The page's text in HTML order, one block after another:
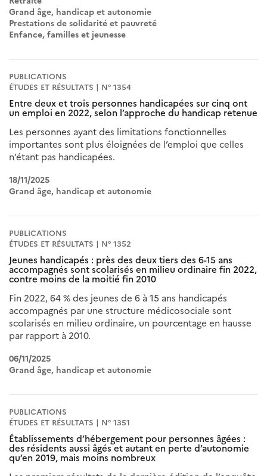
Grand âge, handicap et autonomie
Prestations de solidarité et pauvreté
Enfance, familles et jeunesse
PUBLICATIONS
ÉTUDES ET RÉSULTATS | N° 1354
Entre deux et trois personnes handicapées sur cinq ont
un emploi en 2022, selon l’approche du handicap retenue
Les personnes ayant des limitations fonctionnelles
importantes sont plus éloignées de l’emploi que celles
n’étant pas handicapées.
18/11/2025
Grand âge, handicap et autonomie
PUBLICATIONS
ÉTUDES ET RÉSULTATS | N° 1352
Jeunes handicapés : près des deux tiers des 6-15 ans
accompagnés sont scolarisés en milieu ordinaire fin 2022,
contre moins de la moitié fin 2010
Fin 2022, 64 % des jeunes de 6 à 15 ans handicapés
accompagnés par une structure médicosociale sont
scolarisés en milieu ordinaire, un pourcentage en hausse
par rapport à 2010.
06/11/2025
Grand âge, handicap et autonomie
PUBLICATIONS
ÉTUDES ET RÉSULTATS | N° 1351
Établissements d’hébergement pour personnes âgées :
des résidents aussi âgés et autant en perte d’autonomie
qu’en 2019, mais moins nombreux